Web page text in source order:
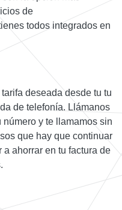
de
todos integrados en
deseada desde tu tu
de telefonía. Llámanos
y te llamamos sin
que hay que continuar
ahorrar en tu factura de